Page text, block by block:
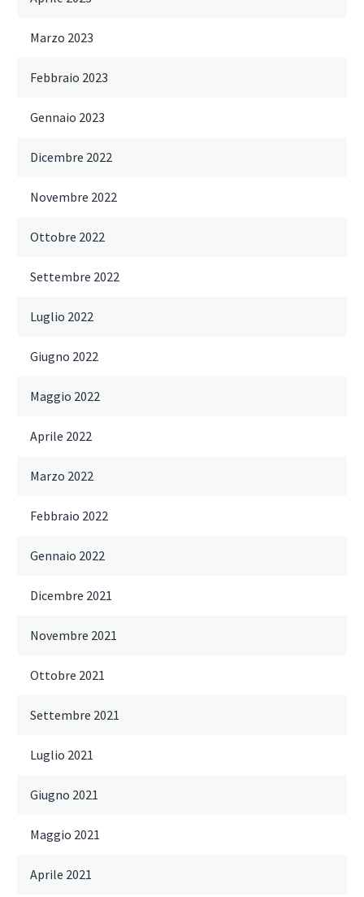
Marzo 2023
Febbraio 2023
Gennaio 2023
Dicembre 2022
Novembre 2022
Ottobre 2022
Settembre 2022
Luglio 2022
Giugno 2022
Maggio 2022
Aprile 2022
Marzo 2022
Febbraio 2022
Gennaio 2022
Dicembre 2021
Novembre 2021
Ottobre 2021
Settembre 2021
Luglio 2021
Giugno 2021
Maggio 2021
Aprile 2021